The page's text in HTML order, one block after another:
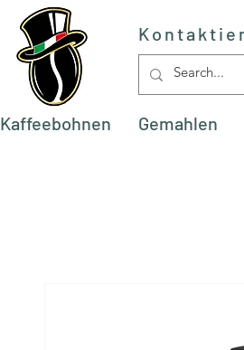
Kaffeebohnen Gemahlen